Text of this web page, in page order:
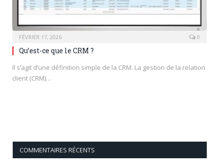
FÉVRIER 17, 2026 0
Qu’est-ce que le CRM ?
Il s’agit d’une définition simple de la CRM. La gestion de la relation
client (CRM)…
COMMENTAIRES RÉCENTS